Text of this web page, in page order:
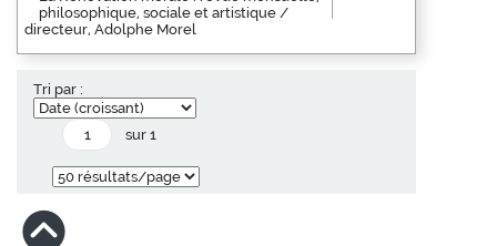
philosophique, sociale et artistique /
directeur, Adolphe Morel
Tri par :
sur 1